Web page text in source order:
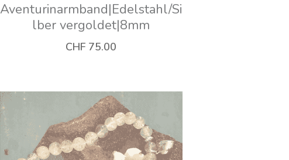
Aventurinarmband|Edelstahl/Si
lber vergoldet|8mm
CHF 75.00